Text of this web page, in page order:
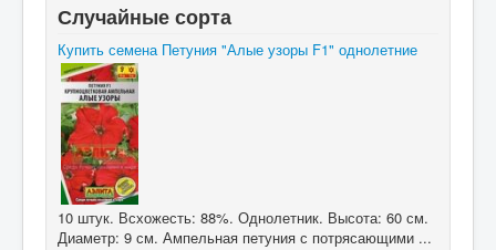
Случайные сорта
Купить семена Петуния "Алые узоры F1" однолетние
10 штук. Всхожесть: 88%. Однолетник. Высота: 60 см.
Диаметр: 9 см. Ампельная петуния с потрясающими ...